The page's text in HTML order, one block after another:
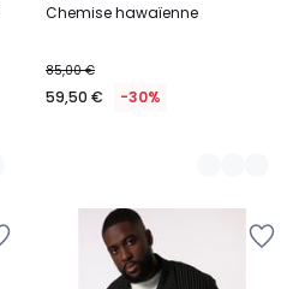
Chemise hawaïenne
85,00 €
59,50 € -30%
Couleurs